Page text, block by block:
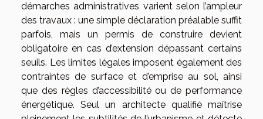
démarches administratives varient selon l’ampleur
des travaux : une simple déclaration préalable suffit
parfois, mais un permis de construire devient
obligatoire en cas d’extension dépassant certains
seuils. Les limites légales imposent également des
contraintes de surface et d’emprise au sol, ainsi
que des règles d’accessibilité ou de performance
énergétique. Seul un architecte qualifié maîtrise